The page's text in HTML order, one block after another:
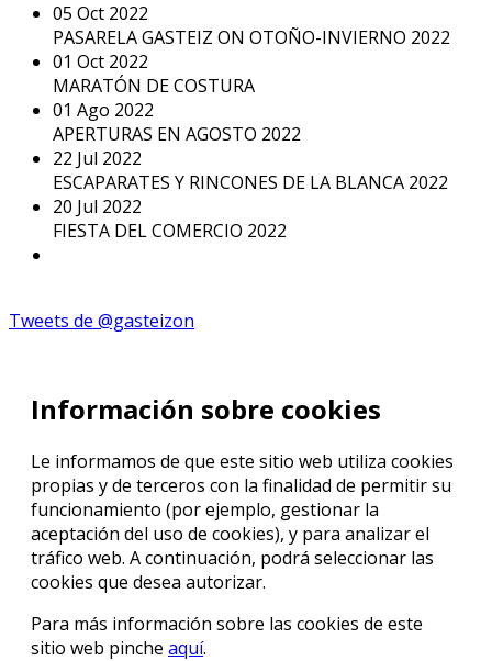
05 Oct 2022
PASARELA GASTEIZ ON OTOÑO-INVIERNO 2022
01 Oct 2022
MARATÓN DE COSTURA
01 Ago 2022
APERTURAS EN AGOSTO 2022
22 Jul 2022
ESCAPARATES Y RINCONES DE LA BLANCA 2022
20 Jul 2022
FIESTA DEL COMERCIO 2022
Tweets de @gasteizon
Información sobre cookies
Le informamos de que este sitio web utiliza cookies
propias y de terceros con la finalidad de permitir su
funcionamiento (por ejemplo, gestionar la
aceptación del uso de cookies), y para analizar el
tráfico web. A continuación, podrá seleccionar las
cookies que desea autorizar.
Para más información sobre las cookies de este
sitio web pinche aquí.